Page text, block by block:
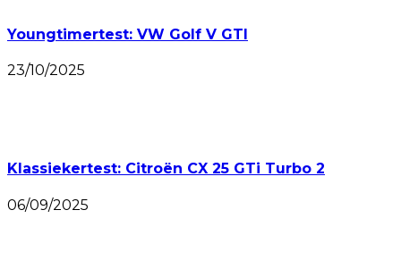
Youngtimertest: VW Golf V GTI
23/10/2025
Klassiekertest: Citroën CX 25 GTi Turbo 2
06/09/2025